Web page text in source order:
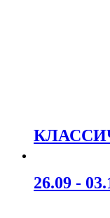
26.09 -